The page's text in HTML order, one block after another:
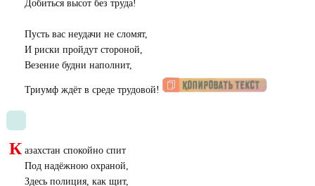
Добиться высот без труда!
Пусть вас неудачи не сломят,
И риски пройдут стороной,
Везение будни наполнит,
Триумф ждёт в среде трудовой!
К азахстан спокойно спит
Под надёжною охраной,
Здесь полиция, как щит,